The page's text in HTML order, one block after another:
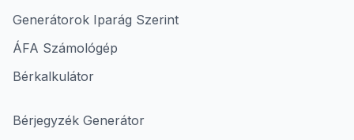
Generátorok Iparág Szerint
ÁFA Számológép
Bérkalkulátor
Bérjegyzék Generátor